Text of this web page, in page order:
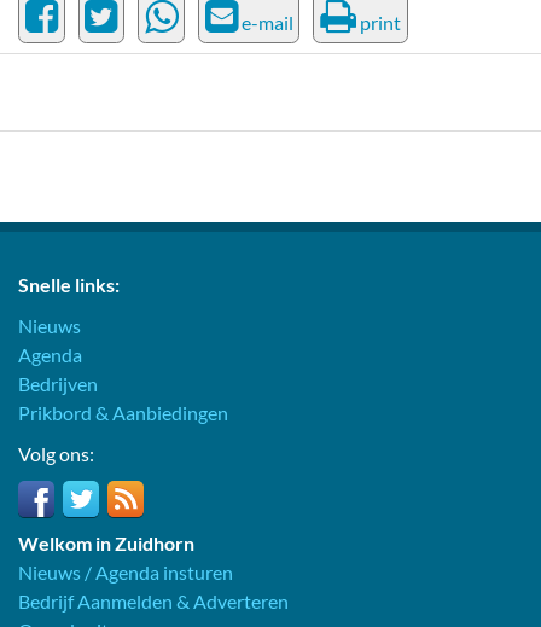
e-mail print
Snelle links:
Nieuws
Agenda
Bedrijven
Prikbord & Aanbiedingen
Volg ons:
Welkom in Zuidhorn
Nieuws / Agenda insturen
Bedrijf Aanmelden & Adverteren